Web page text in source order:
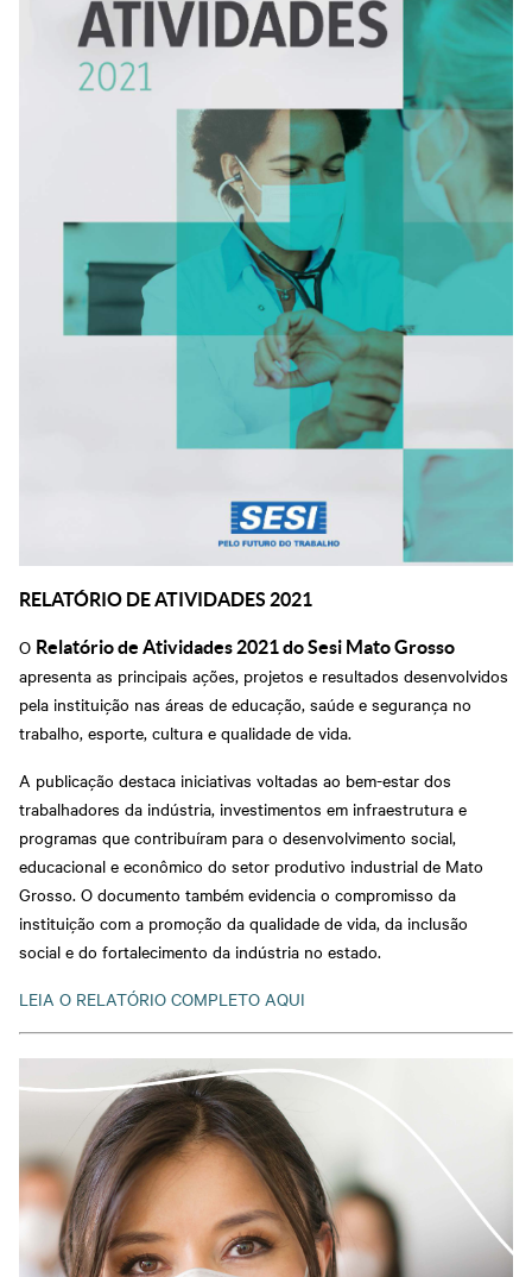
RELATÓRIO DE ATIVIDADES 2021
O Relatório de Atividades 2021 do Sesi Mato Grosso
apresenta as principais ações, projetos e resultados desenvolvidos
pela instituição nas áreas de educação, saúde e segurança no
trabalho, esporte, cultura e qualidade de vida.
A publicação destaca iniciativas voltadas ao bem-estar dos
trabalhadores da indústria, investimentos em infraestrutura e
programas que contribuíram para o desenvolvimento social,
educacional e econômico do setor produtivo industrial de Mato
Grosso. O documento também evidencia o compromisso da
instituição com a promoção da qualidade de vida, da inclusão
social e do fortalecimento da indústria no estado.
LEIA O RELATÓRIO COMPLETO AQUI